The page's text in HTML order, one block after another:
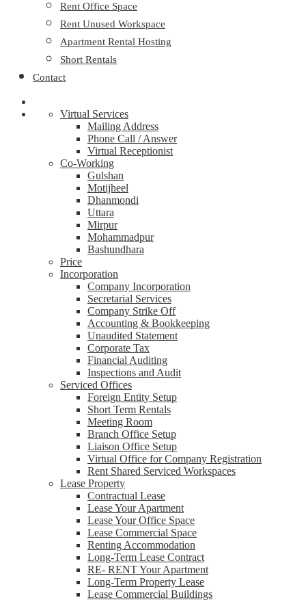
Rent Office Space
Rent Unused Workspace
Apartment Rental Hosting
Short Rentals
Contact
Virtual Services
Mailing Address
Phone Call / Answer
Virtual Receptionist
Co-Working
Gulshan
Motijheel
Dhanmondi
Uttara
Mirpur
Mohammadpur
Bashundhara
Price
Incorporation
Company Incorporation
Secretarial Services
Company Strike Off
Accounting & Bookkeeping
Unaudited Statement
Corporate Tax
Financial Auditing
Inspections and Audit
Serviced Offices
Foreign Entity Setup
Short Term Rentals
Meeting Room
Branch Office Setup
Liaison Office Setup
Virtual Office for Company Registration
Rent Shared Serviced Workspaces
Lease Property
Contractual Lease
Lease Your Apartment
Lease Your Office Space
Lease Commercial Space
Renting Accommodation
Long-Term Lease Contract
RE- RENT Your Apartment
Long-Term Property Lease
Lease Commercial Buildings